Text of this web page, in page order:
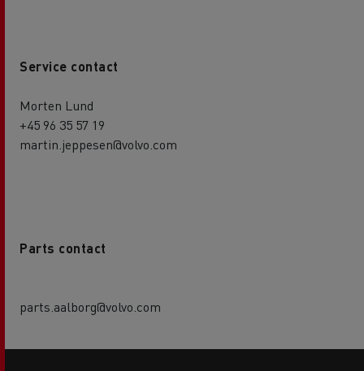
Service contact
Morten Lund
+45 96 35 57 19
martin.jeppesen@volvo.com
Parts contact
parts.aalborg@volvo.com